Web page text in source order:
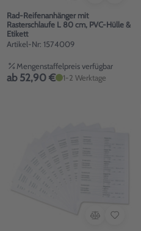
Rad-Reifenanhänger mit
Rasterschlaufe L 80 cm, PVC-Hülle &
Etikett
Artikel-Nr: 1574009
Mengenstaffelpreis verfügbar
ab 52,90 € 1-2 Werktage